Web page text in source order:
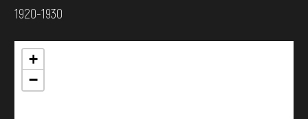
1920-1930
+
−